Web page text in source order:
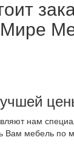
нам
Вам мебель по